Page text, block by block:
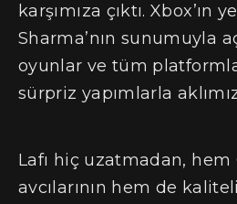
karşımıza çıktı. Xbox’ın
Sharma’nın sunumuyla
oyunlar ve tüm
sürpriz yapımlarla
Lafı hiç uzatmadan, hem
avcılarının hem de